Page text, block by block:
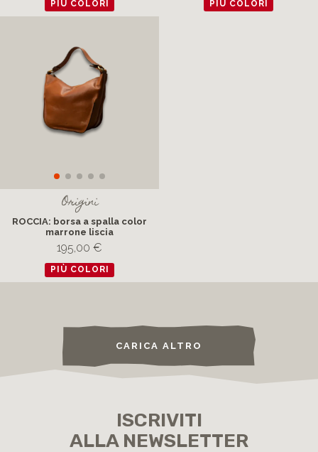
PIÙ COLORI PIÙ COLORI
Origini
ROCCIA: borsa a spalla color
marrone liscia
195,00 €
PIÙ COLORI
CARICA ALTRO
ISCRIVITI
ALLA NEWSLETTER